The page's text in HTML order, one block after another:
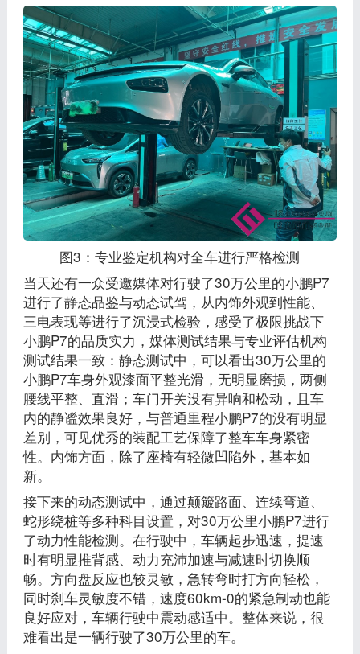
图3：专业鉴定机构对全车进行严格检测
当天还有一众受邀媒体对行驶了30万公里的小鹏P7
进行了静态品鉴与动态试驾，从内饰外观到性能、
三电表现等进行了沉浸式检验，感受了极限挑战下
小鹏P7的品质实力，媒体测试结果与专业评估机构
测试结果一致：静态测试中，可以看出30万公里的
小鹏P7车身外观漆面平整光滑，无明显磨损，两侧
腰线平整、直滑；车门开关没有异响和松动，且车
内的静谧效果良好，与普通里程小鹏P7的没有明显
差别，可见优秀的装配工艺保障了整车车身紧密
性。内饰方面，除了座椅有轻微凹陷外，基本如
新。
接下来的动态测试中，通过颠簸路面、连续弯道、
蛇形绕桩等多种科目设置，对30万公里小鹏P7进行
了动力性能检测。在行驶中，车辆起步迅速，提速
时有明显推背感、动力充沛加速与减速时切换顺
畅。方向盘反应也较灵敏，急转弯时打方向轻松，
同时刹车灵敏度不错，速度60km-0的紧急制动也能
良好应对，车辆行驶中震动感适中。整体来说，很
难看出是一辆行驶了30万公里的车。